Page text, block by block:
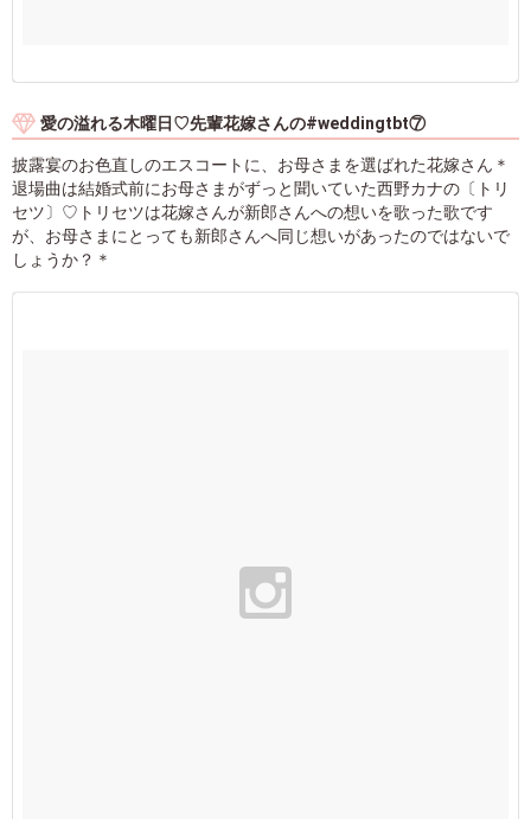
愛の溢れる木曜日♡先輩花嫁さんの#weddingtbt⑦
披露宴のお色直しのエスコートに、お母さまを選ばれた花嫁さん＊
退場曲は結婚式前にお母さまがずっと聞いていた西野カナの〔トリ
セツ〕♡トリセツは花嫁さんが新郎さんへの想いを歌った歌です
が、お母さまにとっても新郎さんへ同じ想いがあったのではないで
しょうか？＊